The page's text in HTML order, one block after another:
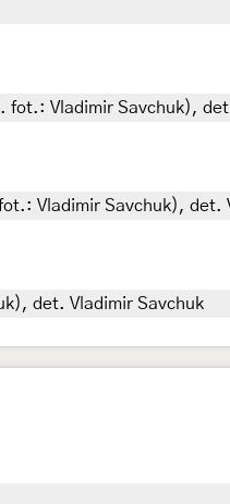
Vladimir Savchuk),
Vladimir Savchuk), det.
det. Vladimir Savchuk